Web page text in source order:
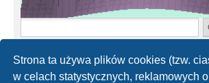
Strona ta używa plików cookies (tzw.
w celach statystycznych, reklamowych
Wielkość znaków nie ma znaczenia.